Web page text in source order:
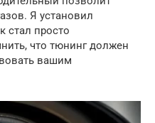
Я установил
стал просто
что тюнинг должен
вашим